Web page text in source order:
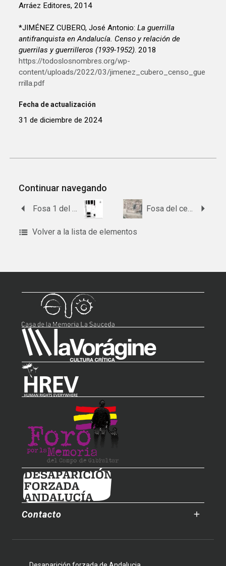
Arráez Editores, 2014
*JIMÉNEZ CUBERO, José Antonio:La guerrilla
antifranquista en Andalucía. Censo y relación de
guerrilas y guerrilleros (1939-1952). 2018
https://todoslosnombres.org/wp-
content/uploads/2022/03/jimenez_cubero_censo_gue
rrilla.pdf
Fecha de actualización
31 de diciembre de 2024
Continuar navegando
Volver a la lista de elementos
Contacto